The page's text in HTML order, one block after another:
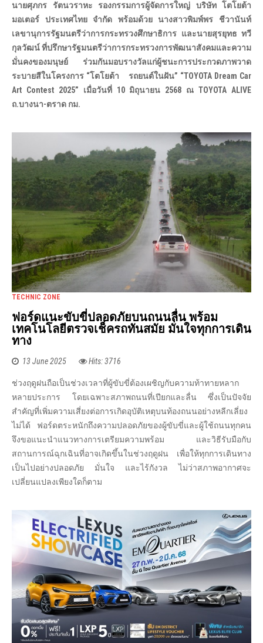
นายศุภกร รัตนวราหะ รองกรรมการผู้จัดการใหญ่ บริษัท โตโยต้า
มอเตอร์ ประเทศไทย จำกัด พร้อมด้วย นางสาวพิมพ์พร ชีวานันท์
เลขานุการรัฐมนตรีว่าการกระทรวงศึกษาธิการ และนายสุรยุทธ ทวี
กุลวัฒน์ ที่ปรึกษารัฐมนตรีว่าการกระทรวงการพัฒนาสังคมและความ
มั่นคงของมนุษย์ ร่วมกันมอบรางวัลแก่ผู้ชนะการประกวดภาพวาด
ระบายสีในโครงการ “โตโยต้า รถยนต์ในฝัน” “TOYOTA Dream Car
Art Contest 2025” เมื่อวันที่ 10 มิถุนายน 2568 ณ TOYOTA ALIVE
ถ.บางนา-ตราด กม.
TECHNIC ZONE
ฟอร์ดแนะขับขี่ปลอดภัยบนถนนลื่น พร้อม
เทคโนโลยีตรวจเช็ครถทันสมัย มั่นใจทุกการเดิน
ทาง
13 June 2025 Hits: 3716
ช่วงฤดูฝนถือเป็นช่วงเวลาที่ผู้ขับขี่ต้องเผชิญกับความท้าทายหลาก
หลายประการ โดยเฉพาะสภาพถนนที่เปียกและลื่น ซึ่งเป็นปัจจัย
สำคัญที่เพิ่มความเสี่ยงต่อการเกิดอุบัติเหตุบนท้องถนนอย่างหลีกเลี่ยง
ไม่ได้ ฟอร์ดตระหนักถึงความปลอดภัยของผู้ขับขี่และผู้ใช้ถนนทุกคน
จึงขอแนะนำแนวทางการเตรียมความพร้อม และวิธีรับมือกับ
สถานการณ์ฉุกเฉินที่อาจเกิดขึ้นในช่วงฤดูฝน เพื่อให้ทุกการเดินทาง
เป็นไปอย่างปลอดภัย มั่นใจ และไร้กังวล ไม่ว่าสภาพอากาศจะ
เปลี่ยนแปลงเพียงใดก็ตาม